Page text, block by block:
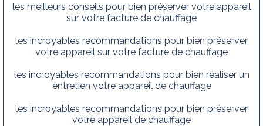
les meilleurs conseils pour bien préserver votre appareil
sur votre facture de chauffage
les incroyables recommandations pour bien préserver
votre appareil sur votre facture de chauffage
les incroyables recommandations pour bien réaliser un
entretien votre appareil de chauffage
les incroyables recommandations pour bien préserver
votre appareil de chauffage